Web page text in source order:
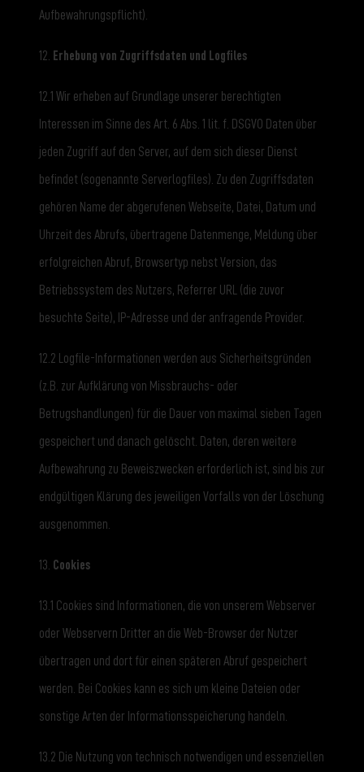
Aufbewahrungspflicht).
12. Erhebung von Zugriffsdaten und Logfiles
12.1 Wir erheben auf Grundlage unserer berechtigten
Interessen im Sinne des Art. 6 Abs. 1 lit. f. DSGVO Daten über
jeden Zugriff auf den Server, auf dem sich dieser Dienst
befindet (sogenannte Serverlogfiles). Zu den Zugriffsdaten
gehören Name der abgerufenen Webseite, Datei, Datum und
Uhrzeit des Abrufs, übertragene Datenmenge, Meldung über
erfolgreichen Abruf, Browsertyp nebst Version, das
Betriebssystem des Nutzers, Referrer URL (die zuvor
besuchte Seite), IP-Adresse und der anfragende Provider.
12.2 Logfile-Informationen werden aus Sicherheitsgründen
(z.B. zur Aufklärung von Missbrauchs- oder
Betrugshandlungen) für die Dauer von maximal sieben Tagen
gespeichert und danach gelöscht. Daten, deren weitere
Aufbewahrung zu Beweiszwecken erforderlich ist, sind bis zur
endgültigen Klärung des jeweiligen Vorfalls von der Löschung
ausgenommen.
13. Cookies
13.1 Cookies sind Informationen, die von unserem Webserver
oder Webservern Dritter an die Web-Browser der Nutzer
übertragen und dort für einen späteren Abruf gespeichert
werden. Bei Cookies kann es sich um kleine Dateien oder
sonstige Arten der Informationsspeicherung handeln.
13.2 Die Nutzung von technisch notwendigen und essenziellen